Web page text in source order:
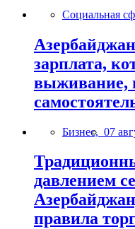
Социальная
зарплата,
выживание,
Бизнес, 07
давлением
правила